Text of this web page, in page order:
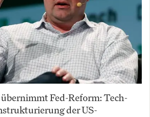
Fed-Reform: Tech-
der US-